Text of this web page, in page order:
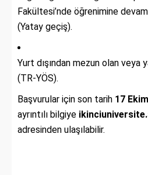
Fakültesi’nde öğrenimine
(Yatay geçiş).
Yurt dışından mezun olan veya
(TR-YÖS).
Başvurular için son tarih 17
ayrıntılı bilgiye
adresinden ulaşılabilir.